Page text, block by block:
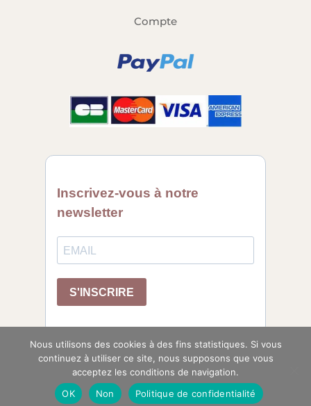
Compte
Nous utilisons des cookies à des fins statistiques. Si vous
continuez à utiliser ce site, nous supposons que vous
acceptez les conditions de navigation.
OK
Non Politique de confidentialité